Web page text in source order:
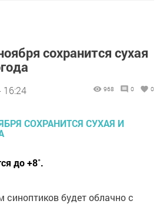
сохранится сухая
16:24 968 0 0
до +8˚.
синоптиков будет облачно с